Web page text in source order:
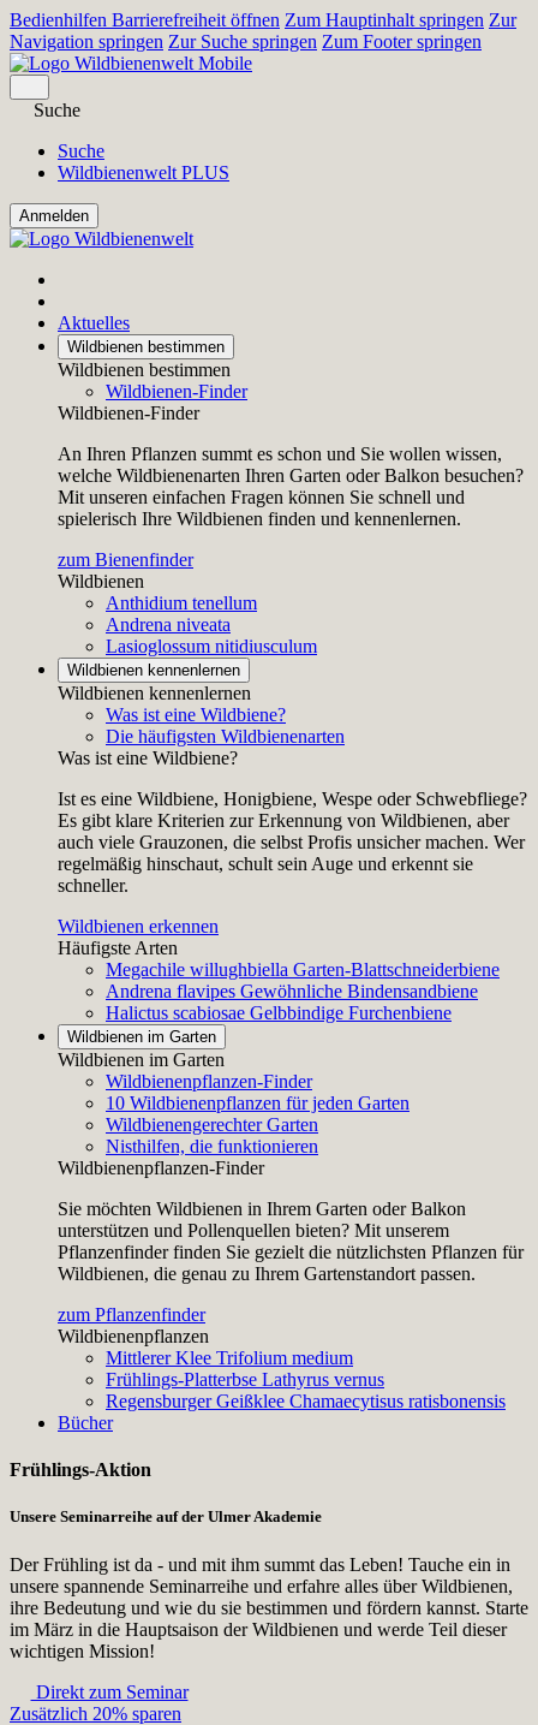
Bedienhilfen Barrierefreiheit öffnen Zum Hauptinhalt springen Zur
Navigation springen Zur Suche springen Zum Footer springen
Suche
Suche
Wildbienenwelt PLUS
Aktuelles
Wildbienen bestimmen
Wildbienen bestimmen
Wildbienen-Finder
Wildbienen-Finder
An Ihren Pflanzen summt es schon und Sie wollen wissen,
welche Wildbienenarten Ihren Garten oder Balkon besuchen?
Mit unseren einfachen Fragen können Sie schnell und
spielerisch Ihre Wildbienen finden und kennenlernen.
zum Bienenfinder
Wildbienen
Anthidium tenellum
Andrena niveata
Lasioglossum nitidiusculum
Wildbienen kennenlernen
Wildbienen kennenlernen
Was ist eine Wildbiene?
Die häufigsten Wildbienenarten
Was ist eine Wildbiene?
Ist es eine Wildbiene, Honigbiene, Wespe oder Schwebfliege?
Es gibt klare Kriterien zur Erkennung von Wildbienen, aber
auch viele Grauzonen, die selbst Profis unsicher machen. Wer
regelmäßig hinschaut, schult sein Auge und erkennt sie
schneller.
Wildbienen erkennen
Häufigste Arten
Megachile willughbiella Garten-Blattschneiderbiene
Andrena flavipes Gewöhnliche Bindensandbiene
Halictus scabiosae Gelbbindige Furchenbiene
Wildbienen im Garten
Wildbienen im Garten
Wildbienenpflanzen-Finder
10 Wildbienenpflanzen für jeden Garten
Wildbienengerechter Garten
Nisthilfen, die funktionieren
Wildbienenpflanzen-Finder
Sie möchten Wildbienen in Ihrem Garten oder Balkon
unterstützen und Pollenquellen bieten? Mit unserem
Pflanzenfinder finden Sie gezielt die nützlichsten Pflanzen für
Wildbienen, die genau zu Ihrem Gartenstandort passen.
zum Pflanzenfinder
Wildbienenpflanzen
Mittlerer Klee Trifolium medium
Frühlings-Platterbse Lathyrus vernus
Regensburger Geißklee Chamaecytisus ratisbonensis
Bücher
Frühlings-Aktion
Unsere Seminarreihe auf der Ulmer Akademie
Der Frühling ist da - und mit ihm summt das Leben! Tauche ein in
unsere spannende Seminarreihe und erfahre alles über Wildbienen,
ihre Bedeutung und wie du sie bestimmen und fördern kannst. Starte
im März in die Hauptsaison der Wildbienen und werde Teil dieser
wichtigen Mission!
Direkt zum Seminar
Zusätzlich 20% sparen